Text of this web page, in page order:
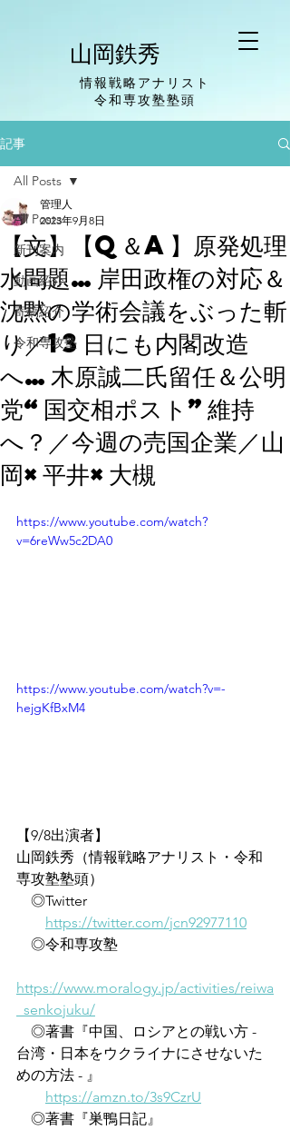
山岡鉄秀
情報戦略アナリスト
​令和専攻塾塾頭
記事
All Posts
新刊案内
動画紹介
寄稿紹介
令和専攻塾
All Posts
【文】【Q＆A】原発処理
水問題…岸田政権の対応＆
沈黙の学術会議をぶった斬
り／13日にも内閣改造
へ…木原誠二氏留任＆公明
党“国交相ポスト”維持
へ？／今週の売国企業／山
岡×平井×大槻
管理人
2023年9月8日
https://www.youtube.com/watch?
v=6reWw5c2DA0
https://www.youtube.com/watch?v=-
hejgKfBxM4
【9/8出演者】
山岡鉄秀（情報戦略アナリスト・令和
専攻塾塾頭）
◎Twitter
https://twitter.com/jcn92977110
◎令和専攻塾
https://www.moralogy.jp/activities/reiwa
_senkojuku/
◎著書『中国、ロシアとの戦い方 -
台湾・日本をウクライナにさせないた
めの方法 - 』
https://amzn.to/3s9CzrU
◎著書『巣鴨日記』